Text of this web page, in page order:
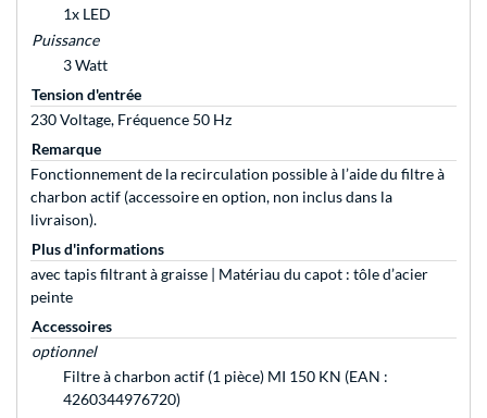
1x LED
Puissance
3 Watt
Tension d'entrée
230 Voltage, Fréquence 50 Hz
Remarque
Fonctionnement de la recirculation possible à l’aide du filtre à
charbon actif (accessoire en option, non inclus dans la
livraison).
Plus d'informations
avec tapis filtrant à graisse | Matériau du capot : tôle d’acier
peinte
Accessoires
optionnel
Filtre à charbon actif (1 pièce) MI 150 KN (EAN :
4260344976720)